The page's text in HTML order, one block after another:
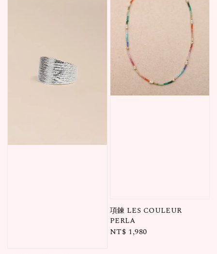
項鍊 LES COULEUR
PERLA
Regular
NT$ 1,980